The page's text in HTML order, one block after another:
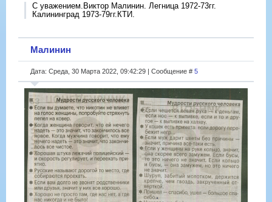
С уважением.Виктор Малинин. Легница 1972-73гг.
Калининград 1973-79гг.КТИ.
Малинин
Дата: Среда, 30 Марта 2022, 09:42:29 | Сообщение # 5